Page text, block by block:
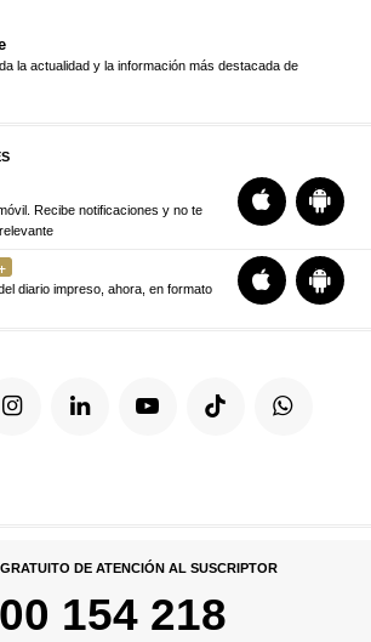
la actualidad y la información más destacada de
Recibe notificaciones y no te
diario impreso, ahora, en formato
DE ATENCIÓN AL SUSCRIPTOR
154 218